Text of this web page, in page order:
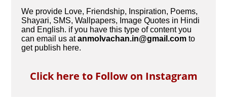
We provide Love, Friendship, Inspiration, Poems,
Shayari, SMS, Wallpapers, Image Quotes in Hindi
and English. if you have this type of content you
can email us atanmolvachan.in@gmail.com to
get publish here.
Click here to Follow on Instagram